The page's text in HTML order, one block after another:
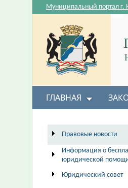
Муниципальный портал г.
ГЛАВНАЯ
Правовые новости
Информация о
юридической
Юридический совет